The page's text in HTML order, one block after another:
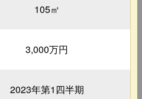
105㎡
3,000万円
2023年第1四半期